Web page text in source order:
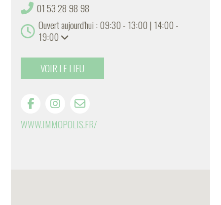
01 53 28 98 98
Ouvert aujourd'hui : 09:30 - 13:00 | 14:00 -
19:00
VOIR LE LIEU
WWW.IMMOPOLIS.FR/